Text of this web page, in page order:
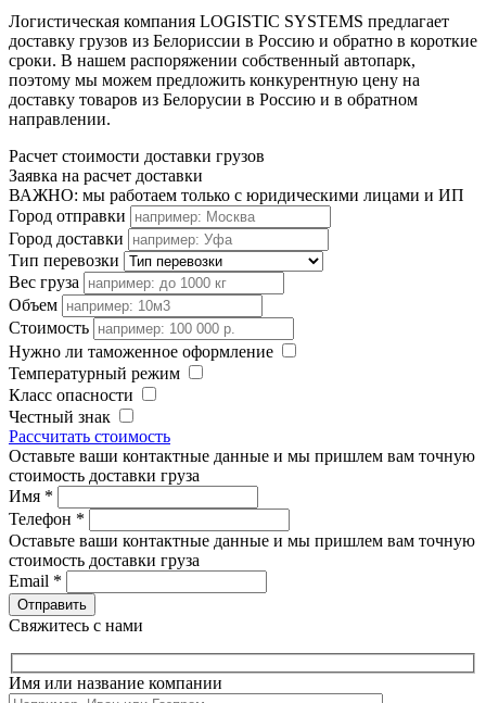
Логистическая компания LOGISTIC SYSTEMS предлагает
доставку грузов из Белориссии в Россию и обратно в короткие
сроки. В нашем распоряжении собственный автопарк,
поэтому мы можем предложить конкурентную цену на
доставку товаров из Белорусии в Россию и в обратном
направлении.
Расчет стоимости доставки грузов
Заявка на расчет доставки
ВАЖНО: мы работаем только с юридическими лицами и ИП
Город отправки
Город доставки
Тип перевозки
Вес груза
Объем
Стоимость
Нужно ли таможенное оформление
Температурный режим
Класс опасности
Честный знак
Рассчитать стоимость
Оставьте ваши контактные данные и мы пришлем вам точную
стоимость доставки груза
Имя *
Телефон *
Оставьте ваши контактные данные и мы пришлем вам точную
стоимость доставки груза
Email *
Свяжитесь с нами
Имя или название компании